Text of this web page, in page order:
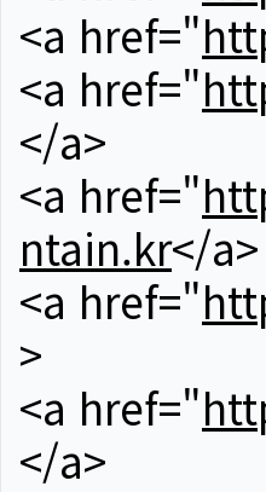
<a href="
<a href="
</a>
<a href="
ntain.kr</a>
<a href="
>
<a href="
</a>